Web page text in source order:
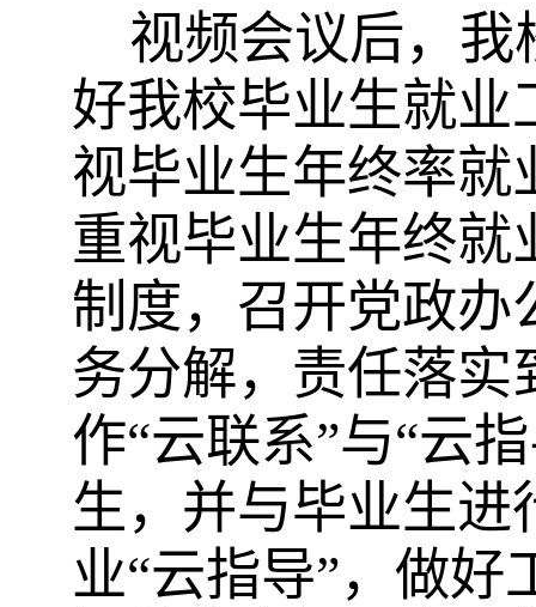
视频会议后，我
好我校毕业生就业
视毕业生年终率就
重视毕业生年终就
制度，召开党政办
务分解，责任落实
作“云联系”与“云
生， 并与毕业生进
业“云指导”，做好